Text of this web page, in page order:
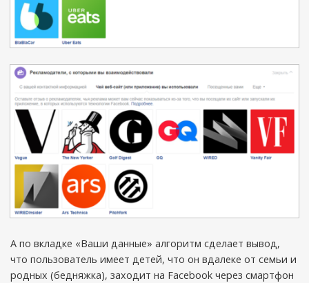
А по вкладке «Ваши данные» алгоритм сделает вывод,
что пользователь имеет детей, что он вдалеке от семьи и
родных (бедняжка), заходит на Facebook через смартфон